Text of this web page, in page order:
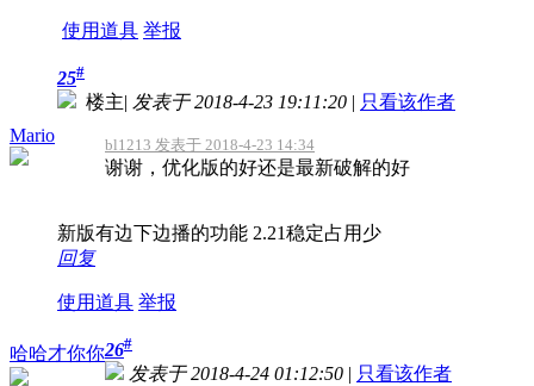
使用道具 举报
Mario
25#
楼主| 发表于 2018-4-23 19:11:20 | 只看该作者
bl1213 发表于 2018-4-23 14:34
谢谢，优化版的好还是最新破解的好
新版有边下边播的功能 2.21稳定占用少
回复
使用道具 举报
哈哈才你你26#
发表于 2018-4-24 01:12:50 | 只看该作者